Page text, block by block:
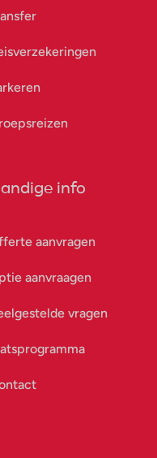
info
aanvragen
aanvraagen
vragen